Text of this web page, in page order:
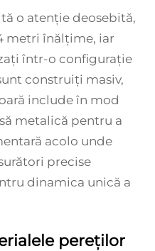
o atenție deosebită,
metri înălțime, iar
într-o configurație
construiți masiv,
include în mod
metalică pentru a
acolo unde
precise
dinamica unică a
pereților